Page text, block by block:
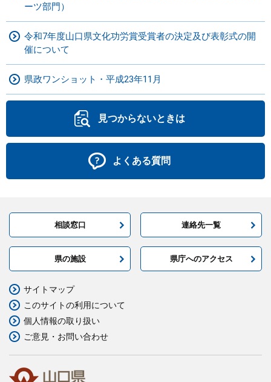
ーツ部門）
令和7年度山口県文化功労賞受賞者の決定及び表彰式の開
催について
県政ワンショット・平成23年11月
見つからないときは
よくある質問
相談窓口 連絡先一覧
県の施設 県庁へのアクセス
サイトマップ
このサイトの利用について
個人情報の取り扱い
ご意見・お問い合わせ